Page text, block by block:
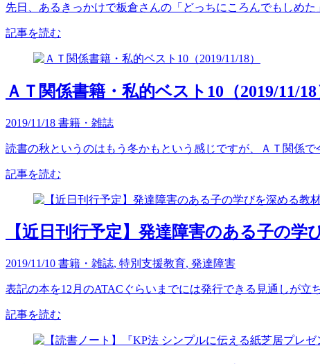
先日、あるきっかけで板倉さんの「どっちにころんでもしめ
記事を読む
ＡＴ関係書籍・私的ベスト10（2019/11/18
2019/11/18 書籍・雑誌
読書の秋というのはもう冬かもという感じですが、ＡＴ関係
記事を読む
【近日刊行予定】発達障害のある子の
2019/11/10 書籍・雑誌, 特別支援教育, 発達障害
表記の本を12月のATACぐらいまでには発行できる見通しが
記事を読む